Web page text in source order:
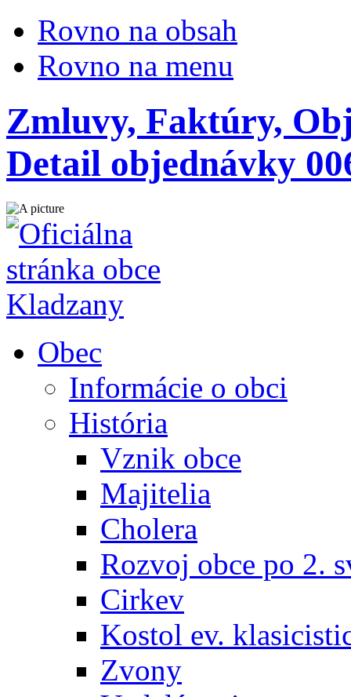
Rovno na obsah
Rovno na menu
Zmluvy, Faktúry,
Detail objednávky
Obec
Informácie o obci
História
Vznik obce
Majitelia
Cholera
Rozvoj obce po 2.
Cirkev
Kostol ev.
Zvony